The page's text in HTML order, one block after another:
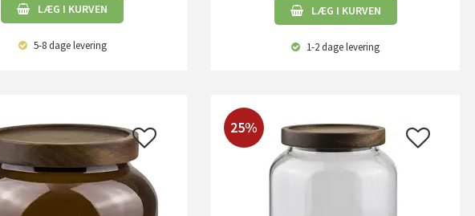
LÆG I KURVEN
5-8 dagelevering
LÆG I KURVEN
1-2 dagelevering
25%